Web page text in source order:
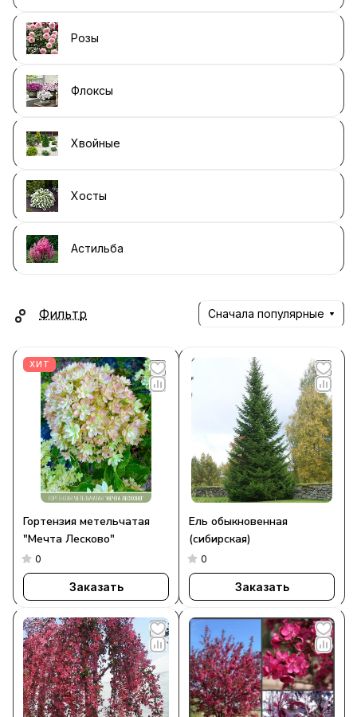
Розы
Флоксы
Хвойные
Хосты
Астильба
Фильтр Сначала популярные
ХИТ
Гортензия метельчатая
"Мечта Лесково"
0
Заказать
Ель обыкновенная
(сибирская)
0
Заказать